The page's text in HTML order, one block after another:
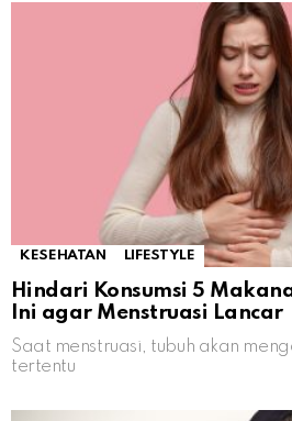
KESEHATAN LIFESTYLE
Hindari Konsumsi 5
Ini agar Menstruasi Lancar
Saat menstruasi, tubuh akan
tertentu